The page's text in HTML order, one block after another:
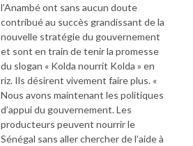
l’Anambé ont sans aucun doute
contribué au succès grandissant de la
nouvelle stratégie du gouvernement
et sont en train de tenir la promesse
du slogan « Kolda nourrit Kolda » en
riz. Ils désirent vivement faire plus. «
Nous avons maintenant les politiques
d’appui du gouvernement. Les
producteurs peuvent nourrir le
Sénégal sans aller chercher de l’aide à